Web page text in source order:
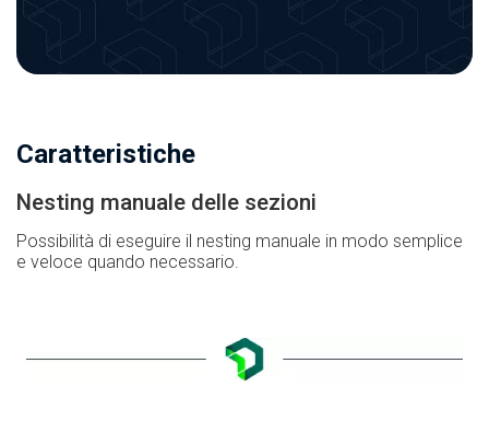
Caratteristiche
Nesting manuale delle sezioni
Possibilità di eseguire il nesting manuale in modo semplice
e veloce quando necessario.